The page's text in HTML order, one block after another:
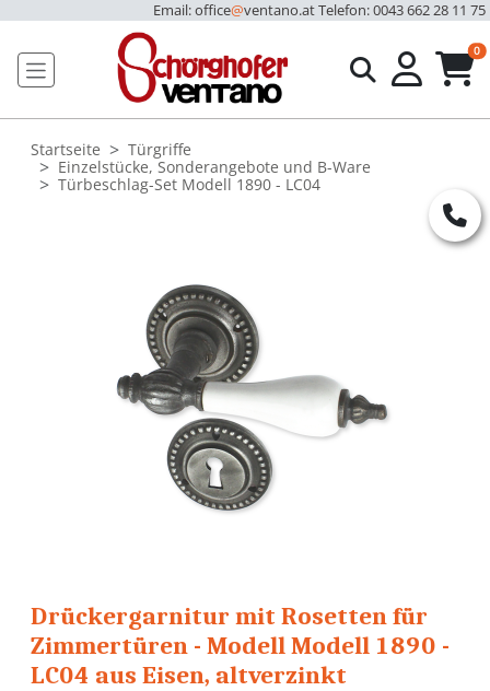
Email: office@ventano.atTelefon: 0043 662 28 11 75
0
Startseite
Türgriffe
Einzelstücke, Sonderangebote und B-Ware
Türbeschlag-Set Modell 1890 - LC04
Drückergarnitur mit Rosetten für
Zimmertüren - Modell Modell 1890 -
LC04 aus Eisen, altverzinkt